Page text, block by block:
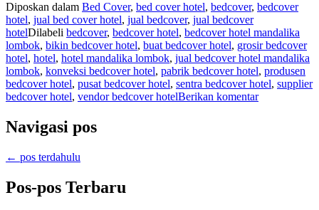
Diposkan dalam Bed Cover, bed cover hotel, bedcover, bedcover
hotel, jual bed cover hotel, jual bedcover, jual bedcover
hotelDilabeli bedcover, bedcover hotel, bedcover hotel mandalika
lombok, bikin bedcover hotel, buat bedcover hotel, grosir bedcover
hotel, hotel, hotel mandalika lombok, jual bedcover hotel mandalika
lombok, konveksi bedcover hotel, pabrik bedcover hotel, produsen
bedcover hotel, pusat bedcover hotel, sentra bedcover hotel, supplier
bedcover hotel, vendor bedcover hotelBerikan komentar
Navigasi pos
← pos terdahulu
Pos-pos Terbaru